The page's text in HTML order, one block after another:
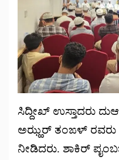
ಸಿದ್ದೀಖ್ ಉಸ್ತಾದರು
ಅಝ್ಹರ್ ತಂಙಳ್ ರವರು
ನೀಡಿದರು. ಶಾಕಿರ್